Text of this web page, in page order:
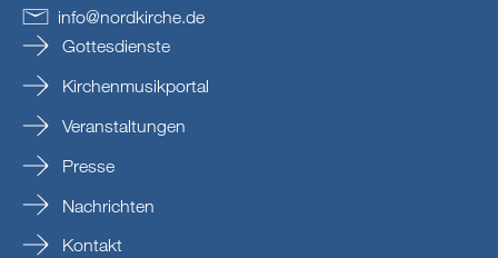
info@nordkirche.de
Gottesdienste
Kirchenmusikportal
Veranstaltungen
Presse
Nachrichten
Kontakt